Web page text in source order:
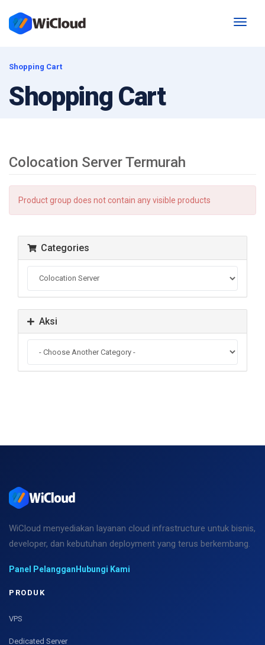
Toggle
Shopping Cart
Shopping Cart
Colocation Server Termurah
Product group does not contain any visible products
Categories
Aksi
WiCloud menyediakan layanan cloud infrastructure untuk bisnis,
developer, dan kebutuhan deployment yang terus berkembang.
Panel Pelanggan Hubungi Kami
PRODUK
VPS
Dedicated Server